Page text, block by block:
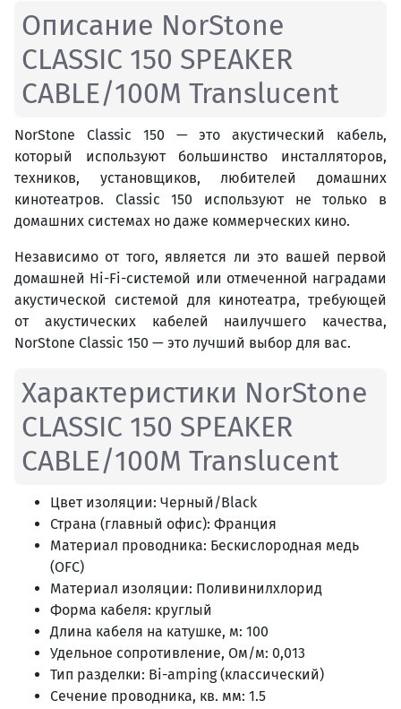
Описание NorStone
CLASSIC 150 SPEAKER
CABLE/100M Translucent
NorStone Classic 150 — это акустический кабель,
который используют большинство инсталляторов,
техников, установщиков, любителей домашних
кинотеатров. Classic 150 используют не только в
домашних системах но даже коммерческих кино.
Независимо от того, является ли это вашей первой
домашней Hi-Fi-системой или отмеченной наградами
акустической системой для кинотеатра, требующей
от акустических кабелей наилучшего качества,
NorStone Classic 150 — это лучший выбор для вас.
Характеристики NorStone
CLASSIC 150 SPEAKER
CABLE/100M Translucent
Цвет изоляции: Черный/Black
Страна (главный офис): Франция
Материал проводника: Беcкислородная медь
(OFC)
Материал изоляции: Поливинилхлорид
Форма кабеля: круглый
Длина кабеля на катушке, м: 100
Удельное сопротивление, Ом/м: 0,013
Тип разделки: Bi-amping (классический)
Сечение проводника, кв. мм: 1.5